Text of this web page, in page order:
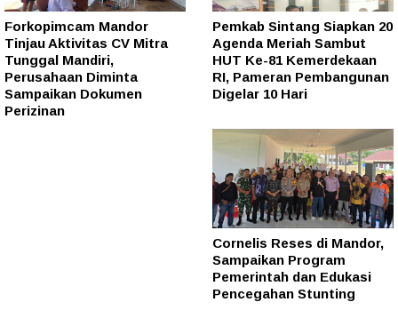
Forkopimcam Mandor
Tinjau Aktivitas CV Mitra
Tunggal Mandiri,
Perusahaan Diminta
Sampaikan Dokumen
Perizinan
Pemkab Sintang Siapkan 20
Agenda Meriah Sambut
HUT Ke-81 Kemerdekaan
RI, Pameran Pembangunan
Digelar 10 Hari
Cornelis Reses di Mandor,
Sampaikan Program
Pemerintah dan Edukasi
Pencegahan Stunting